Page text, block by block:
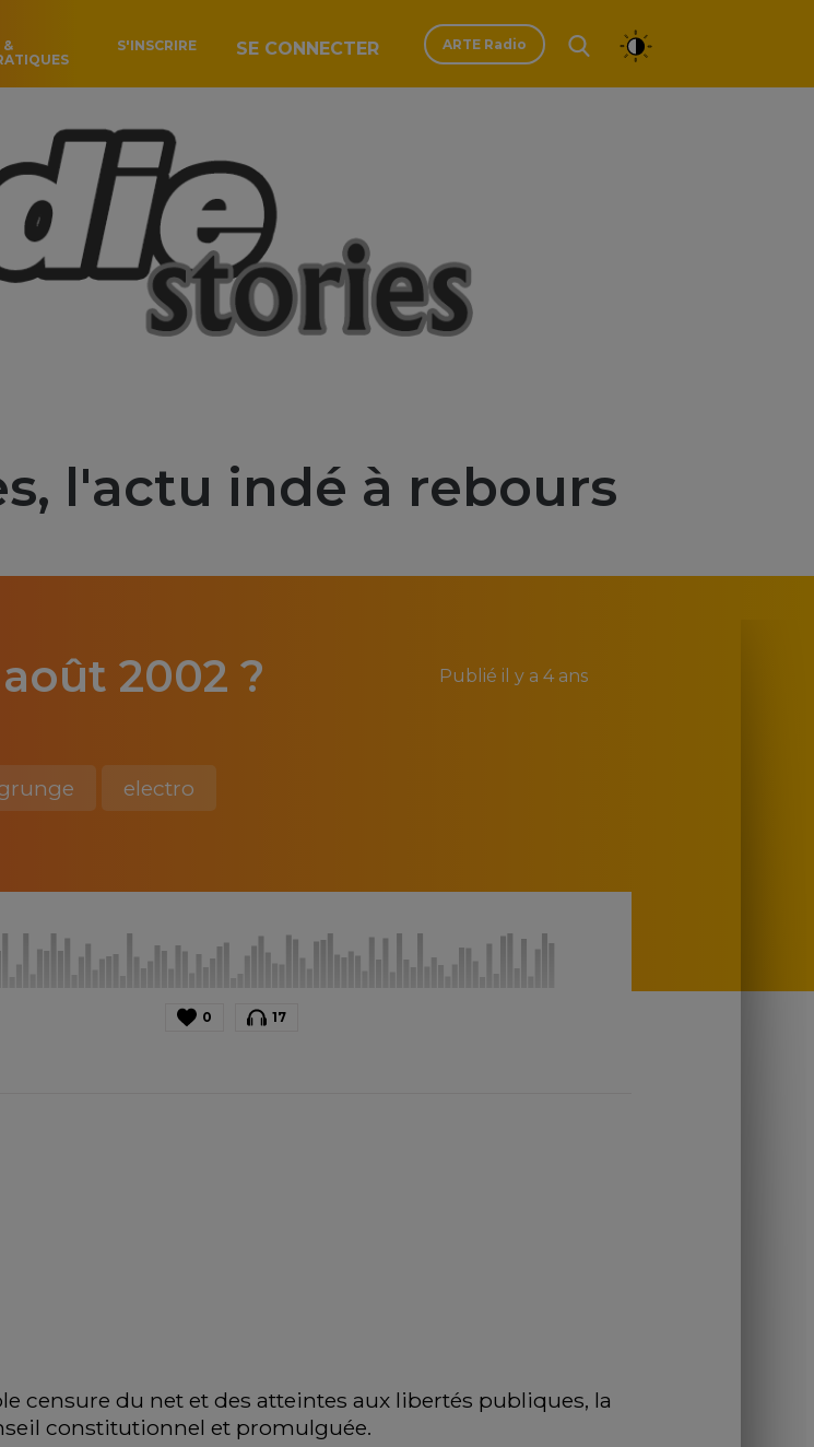
&
S'INSCRIRE SE CONNECTER ARTE Radio
l'actu indé à rebours
2002 ? Publié il y a 4 ans
electro
0 17
censure du net et des atteintes aux libertés publiques, la
constitutionnel et promulguée.